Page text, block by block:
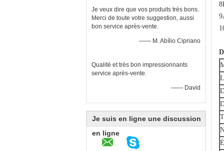
Je veux dire que vos produits très bons.
Merci de toute votre suggestion, aussi
bon service après-vente.
—— M. Abílio Cipriano
Qualité et très bon impressionnants
service après-vente.
—— David
Je suis en ligne une discussion
en ligne